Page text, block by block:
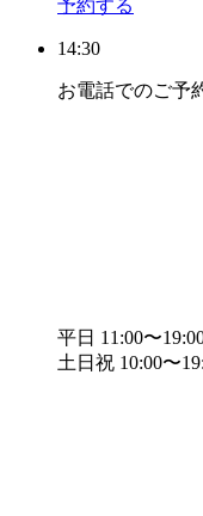
予約する
14:30
お電話でのご予
平日 11:00〜
土日祝 10:00〜